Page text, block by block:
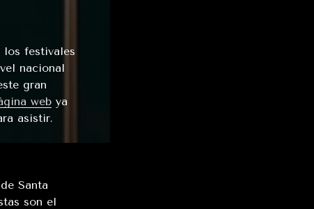
los festivales
nacional
gran
web ya
asistir.
Santa
son el